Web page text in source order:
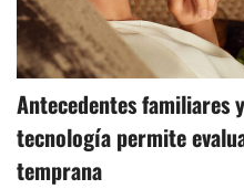
Antecedentes familiares
tecnología permite
temprana